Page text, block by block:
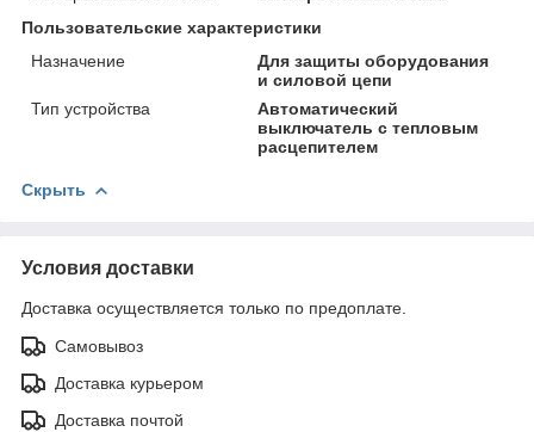
Пользовательские характеристики
Назначение
Для защиты оборудования
и силовой цепи
Тип устройства
Автоматический
выключатель с тепловым
расцепителем
Скрыть
Условия доставки
Доставка осуществляется только по предоплате.
Самовывоз
Доставка курьером
Доставка почтой